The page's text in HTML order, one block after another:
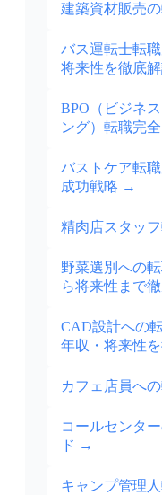
建築資材販売
バス運転士転
将来性を徹底
BPO（ビジネ
ング）転職完
バストケア転
成功戦略 →
精肉店スタッ
野菜選別への
ら将来性まで
CAD設計への
年収・将来性
カフェ店員へ
コールセンタ
ド →
キャンプ管理